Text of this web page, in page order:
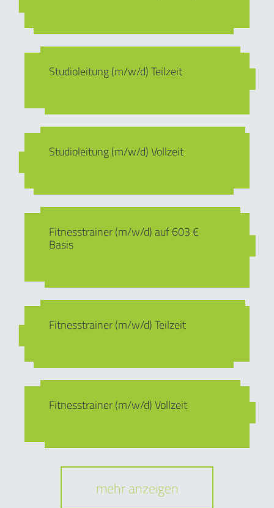
Studioleitung (m/w/d) Teilzeit
Studioleitung (m/w/d) Vollzeit
Fitnesstrainer (m/w/d) auf 603 €
Basis
Fitnesstrainer (m/w/d) Teilzeit
Fitnesstrainer (m/w/d) Vollzeit
mehr anzeigen